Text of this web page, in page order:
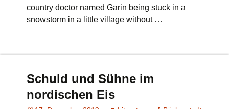
country doctor named Garin being stuck in a
snowstorm in a little village without …
Schuld und Sühne im
nordischen Eis